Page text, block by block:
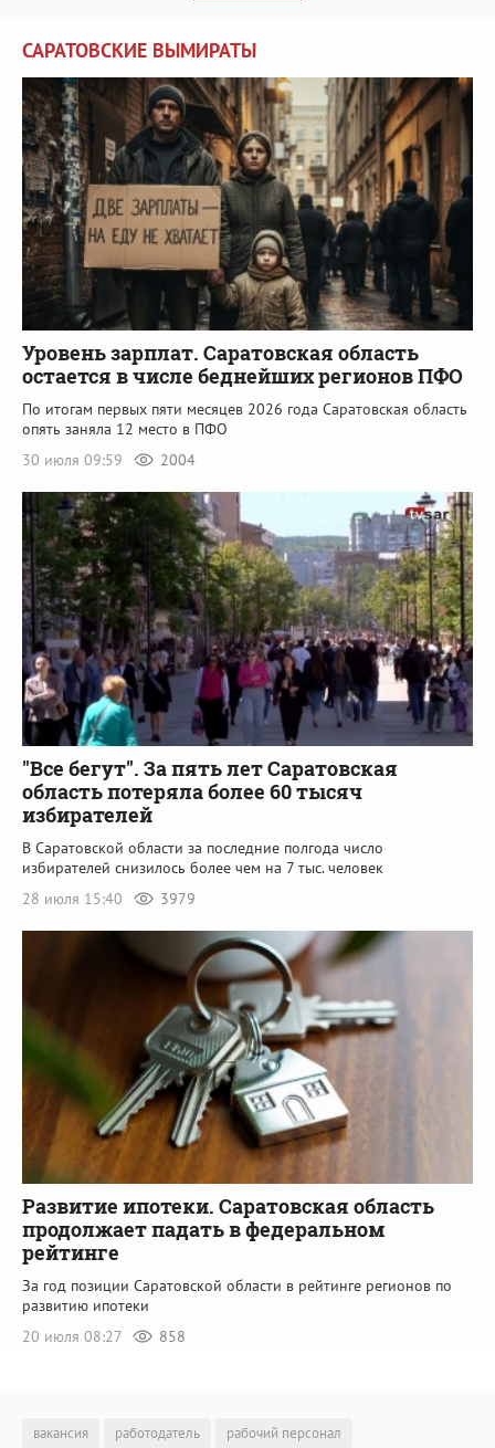
САРАТОВСКИЕ ВЫМИРАТЫ
Уровень зарплат. Саратовская область
остается в числе беднейших регионов ПФО
По итогам первых пяти месяцев 2026 года Саратовская область
опять заняла 12 место в ПФО
30 июля 09:59
2004
"Все бегут". За пять лет Саратовская
область потеряла более 60 тысяч
избирателей
В Саратовской области за последние полгода число
избирателей снизилось более чем на 7 тыс. человек
28 июля 15:40
3979
Развитие ипотеки. Саратовская область
продолжает падать в федеральном
рейтинге
За год позиции Саратовской области в рейтинге регионов по
развитию ипотеки
20 июля 08:27
858
вакансия работодатель рабочий персонал